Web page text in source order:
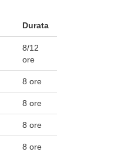
Durata
8/12
ore
8 ore
8 ore
8 ore
8 ore